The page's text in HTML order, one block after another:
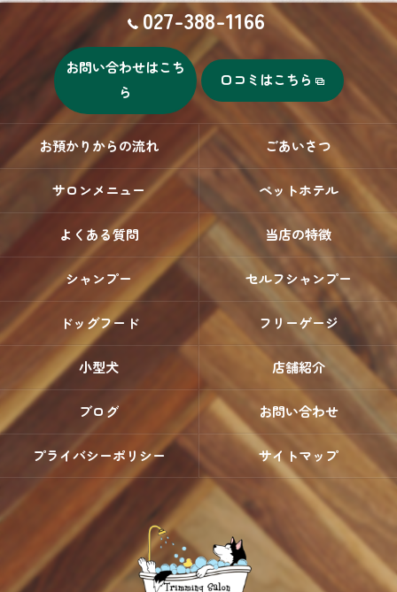
027-388-1166
お問い合わせはこち
ら
口コミはこちら
お預かりからの流れ ごあいさつ
サロンメニュー ペットホテル
よくある質問 当店の特徴
シャンプー セルフシャンプー
ドッグフード フリーゲージ
小型犬 店舗紹介
ブログ お問い合わせ
プライバシーポリシー サイトマップ